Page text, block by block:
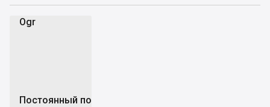
Ogr
Постоянный пользователь